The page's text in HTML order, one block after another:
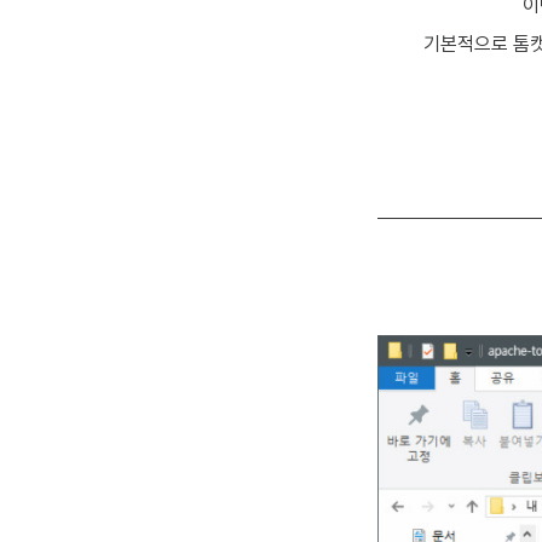
기본적으로 톰